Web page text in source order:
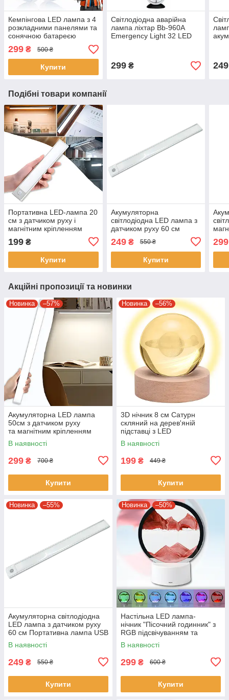
Кемпінгова LED лампа з 4
розкладними панелями та
сонячною батареєю
299 ₴ 500 ₴
Купити
Світлодіодна аварійна
лампа ліхтар Bb-960A
Emergency Light 32 LED
299₴ 249
Подібні товари компанії
Портативна LED-лампа 20
см з датчиком руху і
магнітним кріпленням
199 ₴
Купити
Акумуляторна
світлодіодна LED лампа з
датчиком руху 60 см
249₴ 550 ₴
Купити
299
Акційні пропозиції та новинки
Новинка –57%
Акумуляторна LED лампа
50см з датчиком руху
та магнітним кріпленням
В наявності
299 ₴ 700 ₴
Купити
Новинка –56%
3D нічник 8 см Сатурн
скляний на дерев'яній
підставці з LED
підсвічуванням USB
В наявності
199 ₴ 449 ₴
Купити
Новинка –55%
Акумуляторна світлодіодна
LED лампа з датчиком руху
60 см Портативна лампа USB
В наявності
249 ₴ 550 ₴
Купити
Новинка –50%
Настільна LED лампа-
нічник "Пісочний годинник" з
RGB підсвічуванням та
сенсорним керуванням
В наявності
299 ₴ 600 ₴
Купити